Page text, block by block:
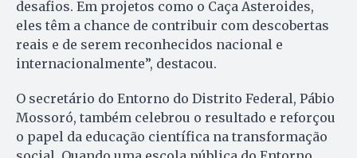
desafios. Em projetos como o Caça Asteroides,
eles têm a chance de contribuir com descobertas
reais e de serem reconhecidos nacional e
internacionalmente”, destacou.
O secretário do Entorno do Distrito Federal, Pábio
Mossoró, também celebrou o resultado e reforçou
o papel da educação científica na transformação